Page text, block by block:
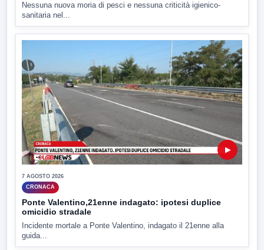
Nessuna nuova moria di pesci e nessuna criticità igienico-
sanitaria nel...
▶
7 AGOSTO 2026
CRONACA
Ponte Valentino,21enne indagato: ipotesi duplice
omicidio stradale
Incidente mortale a Ponte Valentino, indagato il 21enne alla
guida...